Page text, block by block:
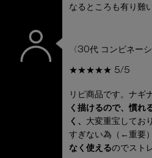
なるところも有り難
〈30代 コンビネーシ
★★★★★ 5/5
リピ商品です。ナギ
く描けるので、慣れ
く、 大変重宝してお
すぎない為（←重要
なく使えるのでスト